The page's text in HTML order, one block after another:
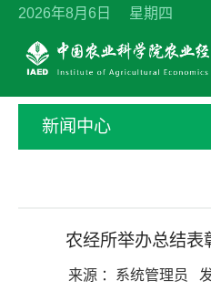
2026年8月6日 星期四
新闻中心
农经所举办总结表
来源 ： 系统管理员